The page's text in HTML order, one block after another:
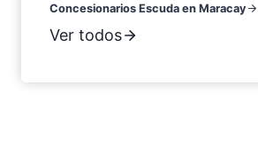
Concesionarios Escuda en Maracay
Ver todos